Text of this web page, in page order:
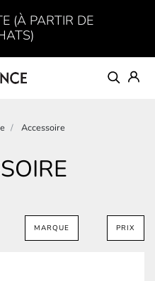
(À PARTIR DE
Accessoire
MARQUE PRIX